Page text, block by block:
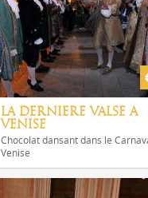
LA DERNIERE VALSE A
VENISE
Chocolat dansant dans le
Venise